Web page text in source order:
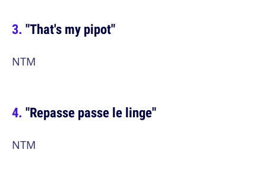
"That's my pipot"
NTM
"Repasse passe le linge"
NTM